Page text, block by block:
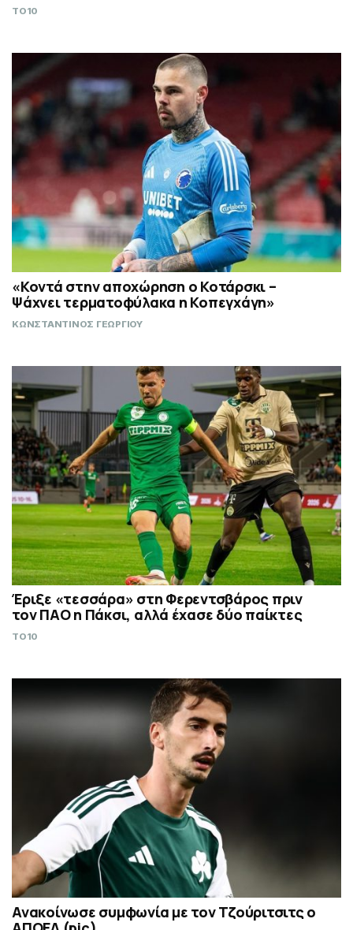
TO10
«Κοντά στην αποχώρηση ο Κοτάρσκι –
Ψάχνει τερματοφύλακα η Κοπεγχάγη»
ΚΩΝΣΤΑΝΤΙΝΟΣ ΓΕΩΡΓΙΟΥ
Έριξε «τεσσάρα» στη Φερεντσβάρος πριν
τον ΠΑΟ η Πάκσι, αλλά έχασε δύο παίκτες
TO10
Ανακοίνωσε συμφωνία με τον Τζούριτσιτς ο